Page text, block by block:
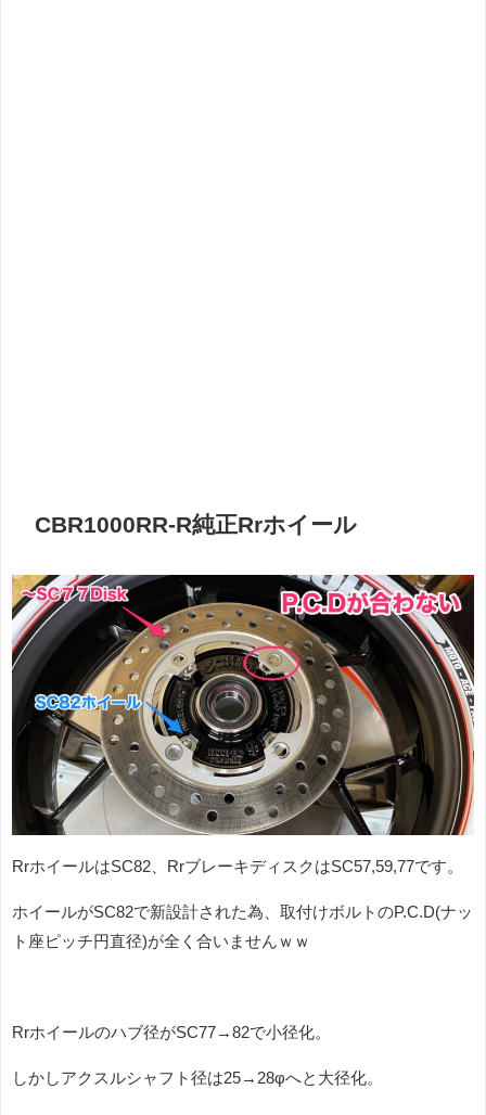
CBR1000RR-R純正Rrホイール
RrホイールはSC82、RrブレーキディスクはSC57,59,77です。
ホイールがSC82で新設計された為、取付けボルトのP.C.D(ナッ
ト座ピッチ円直径)が全く合いませんｗｗ
Rrホイールのハブ径がSC77→82で小径化。
しかしアクスルシャフト径は25→28φへと大径化。